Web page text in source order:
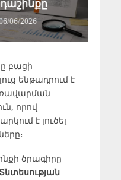
06/2026
բացի
ենթադրում է
որով
է լուծել
ծրագիրը